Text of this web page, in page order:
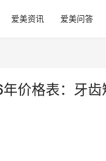
爱美资讯 爱美问答
价格表：牙